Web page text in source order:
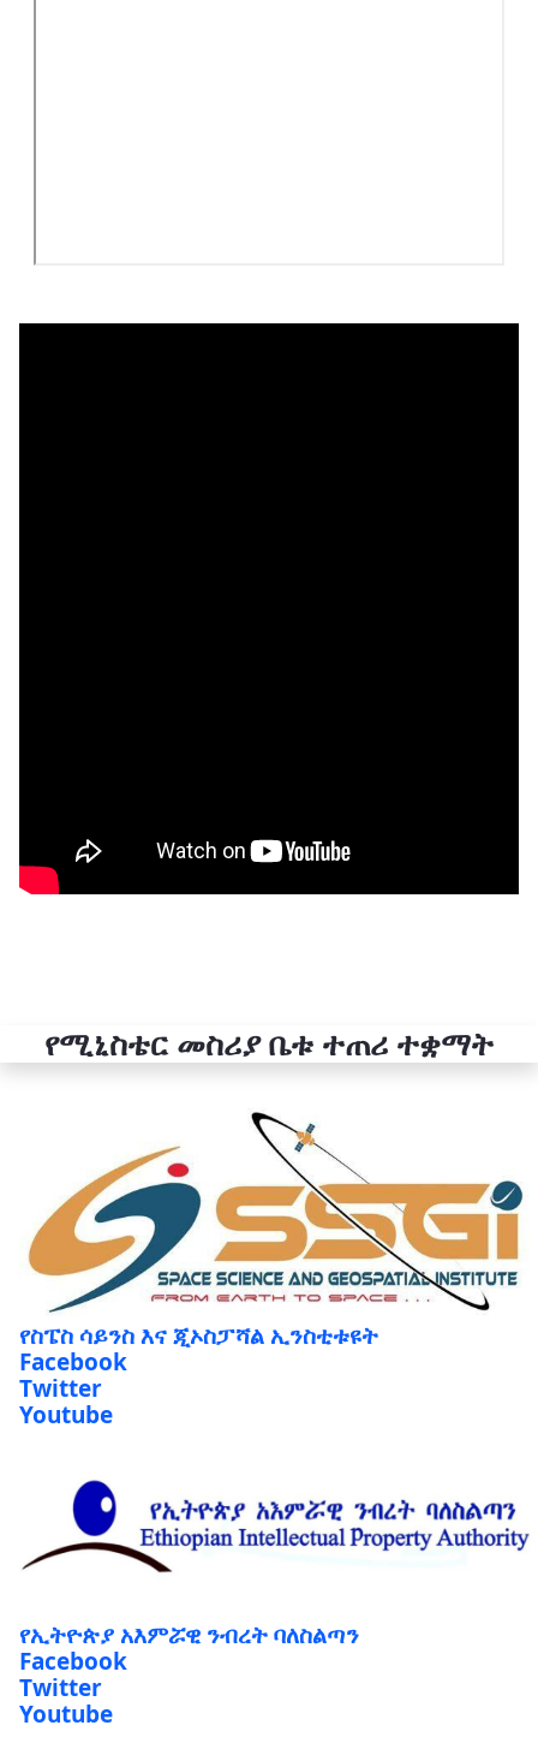
የሚኒስቴር መስሪያ ቤቱ ተጠሪ ተቋማት
የስፔስ ሳይንስ እና ጂኦስፓሻል ኢንስቲቱዩት
Facebook
Twitter
Youtube
የኢትዮጵያ አእምሯዊ ንብረት ባለስልጣን
Facebook
Twitter
Youtube